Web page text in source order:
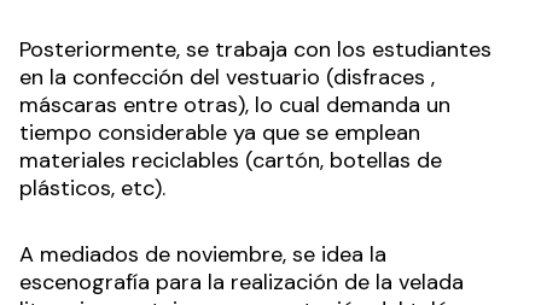
Posteriormente, se trabaja con los estudiantes
en la confección del vestuario (disfraces ,
máscaras entre otras), lo cual demanda un
tiempo considerable ya que se emplean
materiales reciclables (cartón, botellas de
plásticos, etc).
A mediados de noviembre, se idea la
escenografía para la realización de la velada